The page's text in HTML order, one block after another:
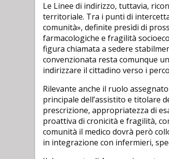
Le Linee di indirizzo, tuttavia,
territoriale. Tra i punti di
comunità», definite presìdi di
farmacologiche e fragilità
figura chiamata a sedere
convenzionata resta comunque
indirizzare il cittadino verso i
Rilevante anche il ruolo
principale dell’assistito e titolare
prescrizione, appropriatezza di
proattiva di cronicità e fragilità,
comunità il medico dovrà però
in integrazione con infermieri,